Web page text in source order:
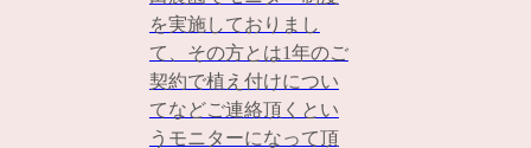
を実施しておりまし
て、その方とは1年のご
契約で植え付けについ
てなどご連絡頂くとい
うモニターになって頂